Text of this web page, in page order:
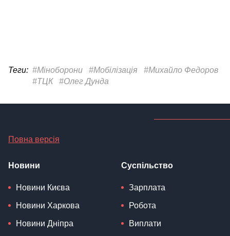
Теги: #Міноборони #Мобілізація
#Михайло Федоров
#ТЦК
#Олег Дунда
Повна версія
Новини
Новини Києва
Новини Харкова
Новини Дніпра
Суспільство
Зарплата
Робота
Виплати